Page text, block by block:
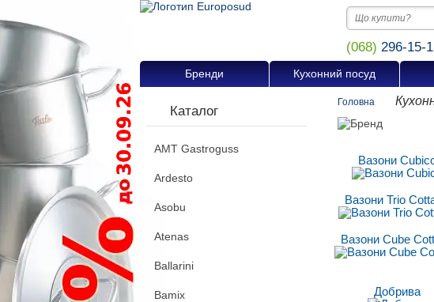
(068) 296-15-
Бренди Кухонний посуд
Каталог
AMT Gastroguss
Ardesto
Asobu
Atenas
Ballarini
Bamix
Головна
Вазони
Вазони Trio
Вазони Cube
Добрива